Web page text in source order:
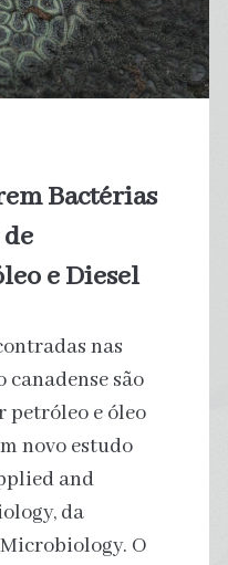
Bactérias
e Diesel
nas
canadense são
petróleo e óleo
novo estudo
and
da
O